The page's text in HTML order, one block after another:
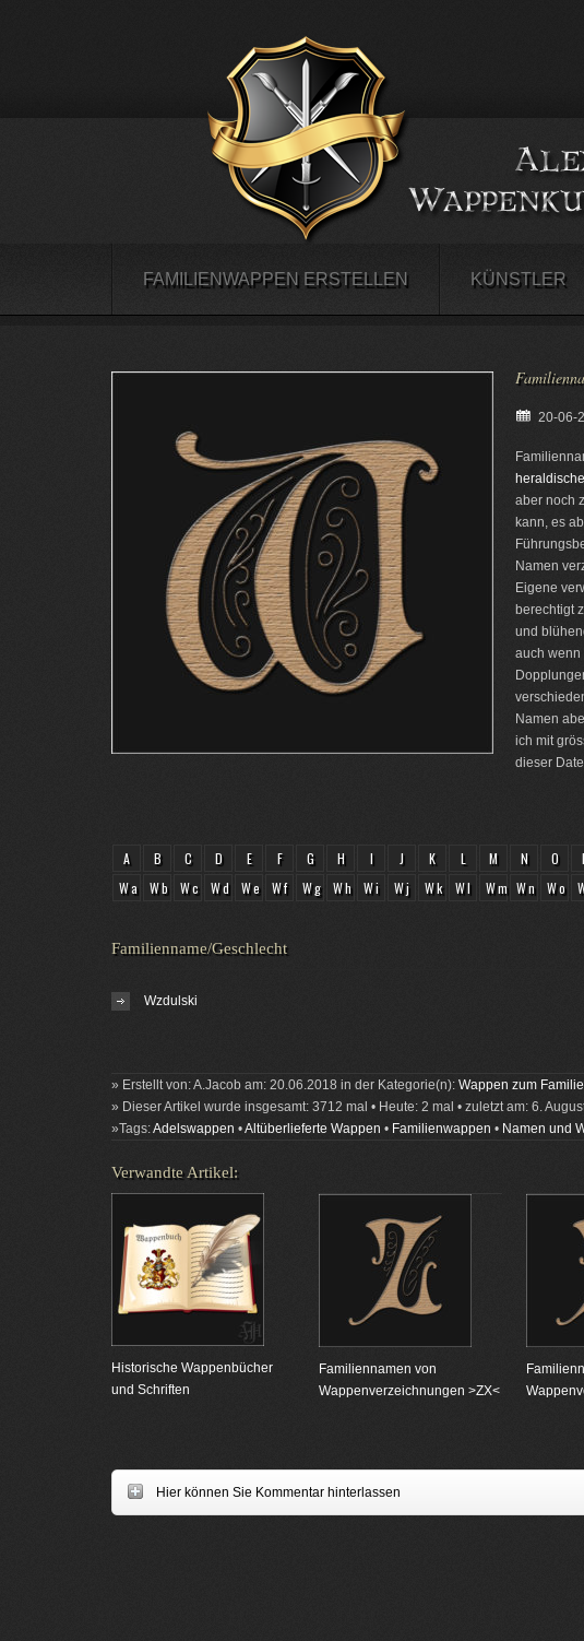
FAMILIENWAPPEN ERSTELLEN KÜNSTLER
20-06-
aber noch
kann, es
Namen
Eigene
berechtigt
und
auch wenn
Namen
ich mit
dieser
A B C D E F G H I J K L M N O
Wa Wb Wc Wd We Wf Wg Wh Wi Wj Wk Wl Wm Wn Wo
Familienname/Geschlecht
Wzdulski
» Erstellt von: A.Jacob am: 20.06.2018 in der Kategorie(n): Wappen zum
» Dieser Artikel wurde insgesamt: 3712 mal • Heute: 2 mal • zuletzt am: 6.
»Tags:Adelswappen •Altüberlieferte Wappen • Familienwappen • Namen und
Verwandte Artikel:
Historische Wappenbücher
und Schriften
Familiennamen von
Wappenverzeichnungen >ZX<
Hier können Sie Kommentar hinterlassen